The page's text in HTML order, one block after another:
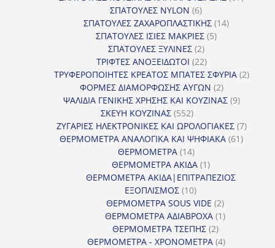
ΣΠΑΤΟΥΛΕΣ NYLON 66
προϊόντα
ΣΠΑΤΟΥΛΕΣ ΖΑΧΑΡΟΠΛΑΣΤΙΚΗΣ 1414
ΣΠΑΤΟΥΛΕΣ ΙΣΙΕΣ ΜΑΚΡΙΕΣ 55
ΣΠΑΤΟΥΛΕΣ ΞΥΛΙΝΕΣ 22
προϊόντα
ΤΡΙΦΤΕΣ ΑΝΟΞΕΙΔΩΤΟΙ 2222
προϊόντα
ΤΡΥΦΕΡΟΠΟΙΗΤΕΣ ΚΡΕΑΤΟΣ ΜΠΑΤΕΣ ΣΦΥΡΙΑ 22
ΦΟΡΜΕΣ ΔΙΑΜΟΡΦΩΣΗΣ ΑΥΓΩΝ 22
προϊόντα
ΨΑΛΙΔΙΑ ΓΕΝΙΚΗΣ ΧΡΗΣΗΣ ΚΑΙ ΚΟΥΖΙΝΑΣ 99
ΣΚΕΥΗ ΚΟΥΖΙΝΑΣ 552552
προϊόντα
ΖΥΓΑΡΙΕΣ ΗΛΕΚΤΡΟΝΙΚΕΣ ΚΑΙ ΩΡΟΛΟΓΙΑΚΕΣ 77
ΘΕΡΜΟΜΕΤΡΑ ΑΝΑΛΟΓΙΚΑ ΚΑΙ ΨΗΦΙΑΚΑ 6161
ΘΕΡΜΟΜΕΤΡΑ 1414
προϊόντα
ΘΕΡΜΟΜΕΤΡΑ ΑΚΙΔΑ 11
προϊόν
ΘΕΡΜΟΜΕΤΡΑ ΑΚΙΔΑ|ΕΠΙΤΡΑΠΕΖΙΟΣ
ΕΞΟΠΛΙΣΜΟΣ 1010
προϊόντα
ΘΕΡΜΟΜΕΤΡΑ SOUS VIDE 22
προϊόντα
ΘΕΡΜΟΜΕΤΡΑ ΑΔΙΑΒΡΟΧΑ 11
ΘΕΡΜΟΜΕΤΡΑ ΤΣΕΠΗΣ 22
προϊόντα
ΘΕΡΜΟΜΕΤΡΑ - ΧΡΟΝΟΜΕΤΡΑ 44